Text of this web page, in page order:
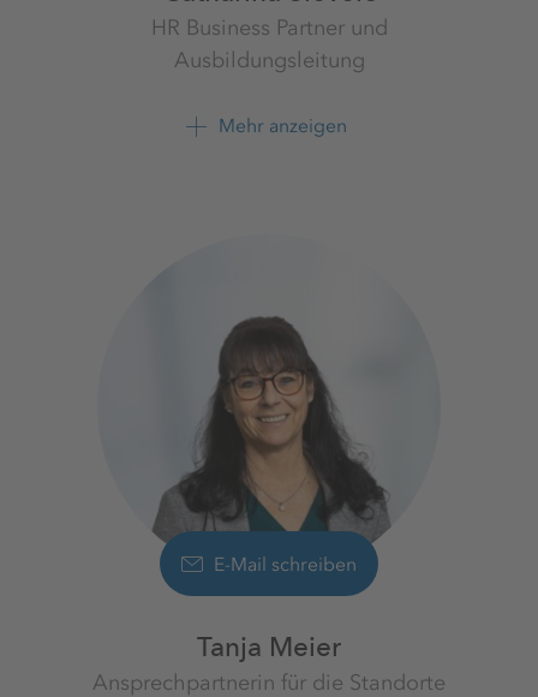
HR Business Partner und
Ausbildungsleitung
Standort Hamburg
K+S Minerals and
Mehr anzeigen
E-Mail schreiben
Tanja Meier
Ansprechpartnerin für die Standorte